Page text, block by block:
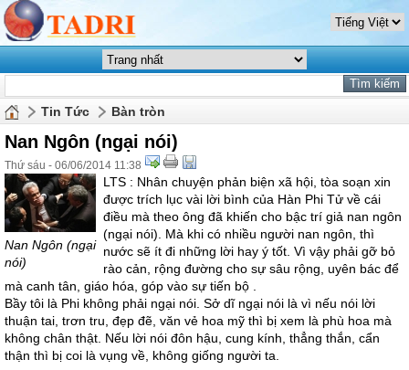
Tin Tức Bàn tròn
Nan Ngôn (ngại nói)
Thứ sáu - 06/06/2014 11:38
Nan Ngôn (ngại
nói)
LTS : Nhân chuyện phản biện xã hội, tòa soạn xin
được trích lục vài lời bình của Hàn Phi Tử về cái
điều mà theo ông đã khiến cho bậc trí giả nan ngôn
(ngại nói). Mà khi có nhiều người nan ngôn, thì
nước sẽ ít đi những lời hay ý tốt. Vì vậy phải gỡ bỏ
rào cản, rộng đường cho sự sâu rộng, uyên bác để
mà canh tân, giáo hóa, góp vào sự tiến bộ .
Bầy tôi là Phi không phải ngại nói. Sở dĩ ngại nói là vì nếu nói lời
thuận tai, trơn tru, đẹp đẽ, văn vẻ hoa mỹ thì bị xem là phù hoa mà
không chân thật. Nếu lời nói đôn hậu, cung kính, thẳng thắn, cẩn
thận thì bị coi là vụng về, không giống người ta.